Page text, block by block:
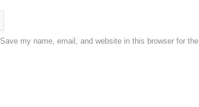
Save my name, email, and website in this browser for the